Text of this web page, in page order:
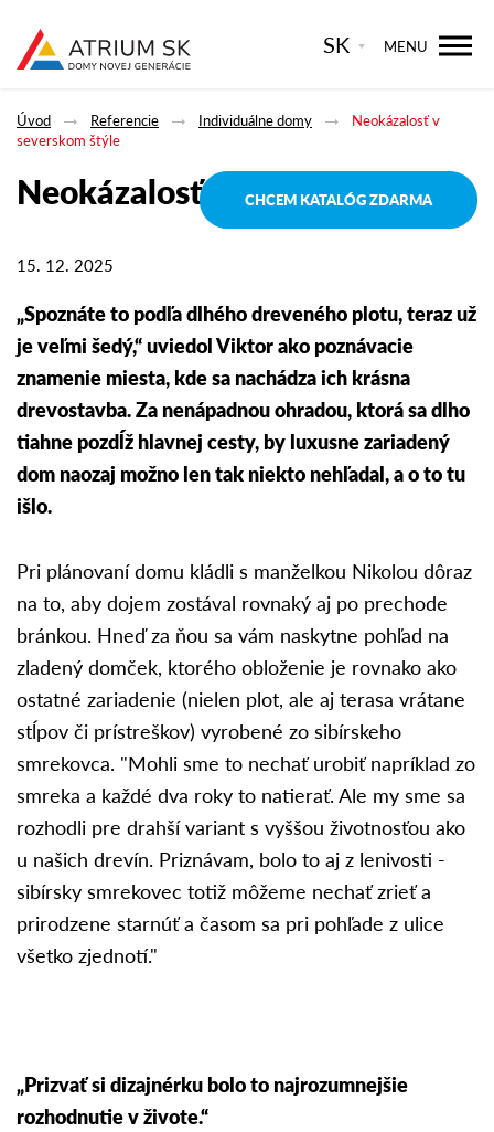
SK MENU
Úvod Referencie Individuálne domy
Neokázalosť v
severskom štýle
Neokázalosť v severskom štýle
CHCEM KATALÓG ZDARMA
15. 12. 2025
„Spoznáte to podľa dlhého dreveného plotu, teraz už
je veľmi šedý,“ uviedol Viktor ako poznávacie
znamenie miesta, kde sa nachádza ich krásna
drevostavba. Za nenápadnou ohradou, ktorá sa dlho
tiahne pozdĺž hlavnej cesty, by luxusne zariadený
dom naozaj možno len tak niekto nehľadal, a o to tu
išlo.
Pri plánovaní domu kládli s manželkou Nikolou dôraz
na to, aby dojem zostával rovnaký aj po prechode
bránkou. Hneď za ňou sa vám naskytne pohľad na
zladený domček, ktorého obloženie je rovnako ako
ostatné zariadenie (nielen plot, ale aj terasa vrátane
stĺpov či prístreškov) vyrobené zo sibírskeho
smrekovca. "Mohli sme to nechať urobiť napríklad zo
smreka a každé dva roky to natierať. Ale my sme sa
rozhodli pre drahší variant s vyššou životnosťou ako
u našich drevín. Priznávam, bolo to aj z lenivosti -
sibírsky smrekovec totiž môžeme nechať zrieť a
prirodzene starnúť a časom sa pri pohľade z ulice
všetko zjednotí."
„Prizvať si dizajnérku bolo to najrozumnejšie
rozhodnutie v živote.“